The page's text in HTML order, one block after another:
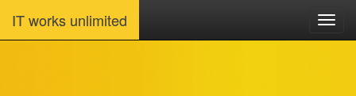
IT works unlimited